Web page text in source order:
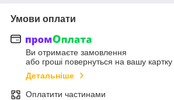
Умови оплати
Ви отримаєте замовлення
або гроші повернуться на вашу картку
Детальніше
Оплатити частинами